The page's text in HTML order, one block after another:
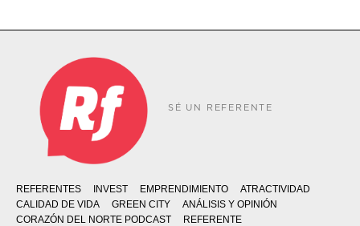
SÉ UN REFERENTE
REFERENTES INVEST EMPRENDIMIENTO
ATRACTIVIDAD
CALIDAD DE VIDA
GREEN CITY
ANÁLISIS Y OPINIÓN
CORAZÓN DEL NORTE PODCAST
REFERENTE